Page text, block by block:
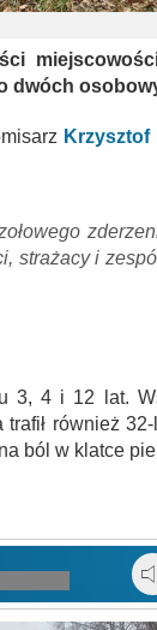
dwóch
Krzysztof
strażacy i
3, 4 i 12 lat.
również
ból w klatce